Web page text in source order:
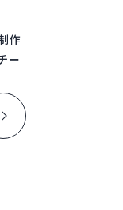
作
ー